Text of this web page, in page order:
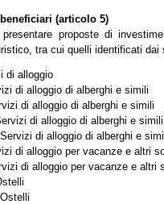
(articolo 5)
presentare proposte di
tra cui quelli identificati dai
di alloggio
di alloggio di alberghi e simili
di alloggio di alberghi e simili
di alloggio di alberghi e simili
di alloggio di alberghi e
di alloggio per vacanze e altri
di alloggio per vacanze e altri